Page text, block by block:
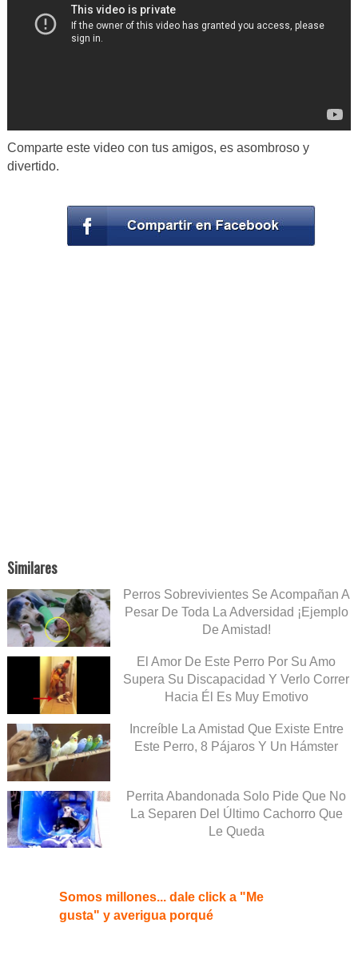
Comparte este video con tus amigos, es asombroso y
divertido.
Similares
Perros Sobrevivientes Se Acompañan A
Pesar De Toda La Adversidad ¡Ejemplo
De Amistad!
El Amor De Este Perro Por Su Amo
Supera Su Discapacidad Y Verlo Correr
Hacia Él Es Muy Emotivo
Increíble La Amistad Que Existe Entre
Este Perro, 8 Pájaros Y Un Hámster
Perrita Abandonada Solo Pide Que No
La Separen Del Último Cachorro Que
Le Queda
Somos millones... dale click a "Me
gusta" y averigua porqué